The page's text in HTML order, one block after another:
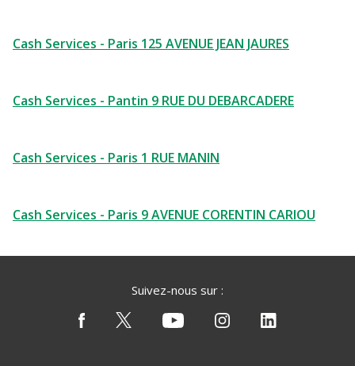
Cash Services - Paris 125 AVENUE JEAN JAURES
Cash Services - Pantin 9 RUE DU DEBARCADERE
Cash Services - Paris 1 RUE MANIN
Cash Services - Paris 9 AVENUE CORENTIN CARIOU
Suivez-nous sur :